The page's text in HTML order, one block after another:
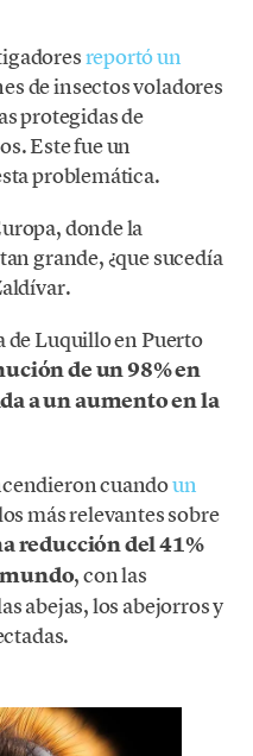
reportó un
de insectos voladores
protegidas de
Este fue un
problemática.
donde la
grande, ¿que sucedía
de Luquillo en Puerto
de un 98% en
a un aumento en la
cuandoun
más relevantes sobre
reducción del 41%
, con las
abejas, los abejorros y